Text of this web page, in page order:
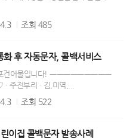
조회 485
화 후 자동문자, 콜백서비스
건어물입니다! ㅡㅡㅡㅡㅡㅡㅡㅡㅡ
주전부리 · 김,미역,...
조회 522
이집 콜백문자 발송사례